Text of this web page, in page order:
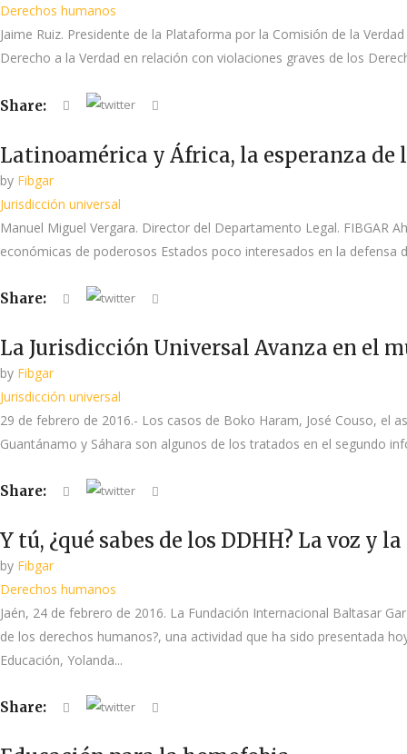
Derechos humanos
Jaime Ruiz. Presidente de la Plataforma por la Comisión de la
Derecho a la Verdad en relación con violaciones graves de los
Share:
Latinoamérica y África, la esperanza de
by Fibgar
Jurisdicción universal
Manuel Miguel Vergara. Director del Departamento Legal. FIBGAR
económicas de poderosos Estados poco interesados en la
Share:
La Jurisdicción Universal Avanza en el
by Fibgar
Jurisdicción universal
29 de febrero de 2016.- Los casos de Boko Haram, José Couso, el
Guantánamo y Sáhara son algunos de los tratados en el segundo
Share:
Y tú, ¿qué sabes de los DDHH? La voz y
by Fibgar
Derechos humanos
Jaén, 24 de febrero de 2016. La Fundación Internacional Baltasar
de los derechos humanos?, una actividad que ha sido presentada
Educación, Yolanda...
Share: